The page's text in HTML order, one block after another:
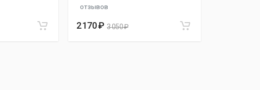
отзывов
2 170 ₽ 3 050 ₽